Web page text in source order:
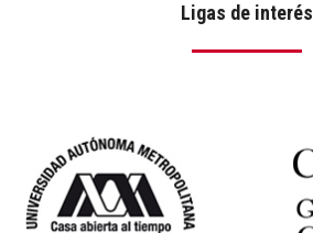
Ligas de interés